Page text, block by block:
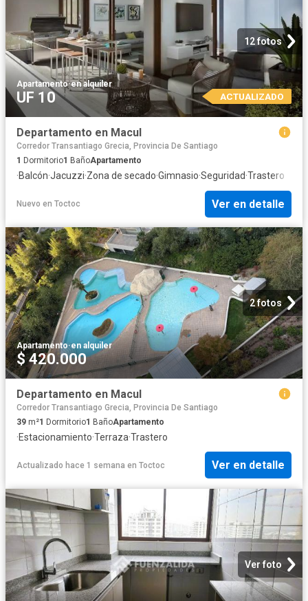
12 fotos
Apartamento·en alquiler
UF 10 ACTUALIZADO
Departamento en Macul
Corredor Transantiago Grecia, Provincia De Santiago
1 Dormitorio1 BañoApartamento
·Balcón·Jacuzzi·Zona de secado·Gimnasio·Seguridad·Trastero
Nuevo en Toctoc Ver en detalle
2 fotos
Apartamento·en alquiler
$ 420.000
Departamento en Macul
Corredor Transantiago Grecia, Provincia De Santiago
39 m²1 Dormitorio1 BañoApartamento
·Estacionamiento·Terraza·Trastero
Actualizado hace 1 semana en Toctoc Ver en detalle
Ver foto